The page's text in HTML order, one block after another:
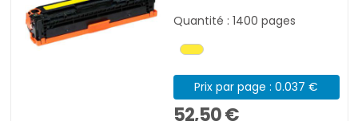
Quantité : 1400 pages
Prix par page : 0.037 €
52,50 €